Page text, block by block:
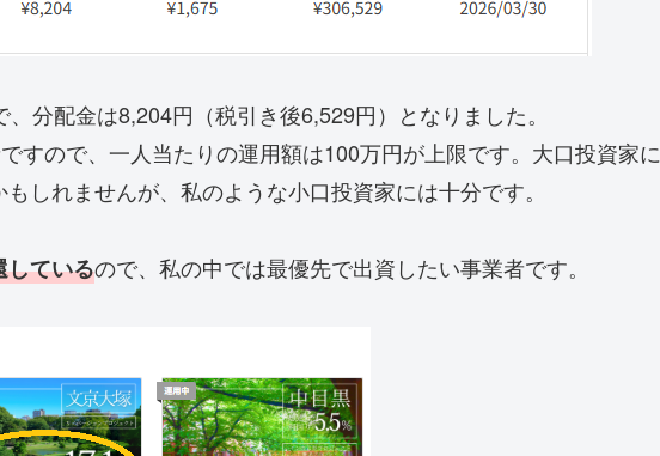
分配金は8,204円（税引き後6,529円）となりました。
すので、一人当たりの運用額は100万円が上限です。大口投資家に
しれませんが、私のような小口投資家には十分です。
しているので、私の中では最優先で出資したい事業者です。